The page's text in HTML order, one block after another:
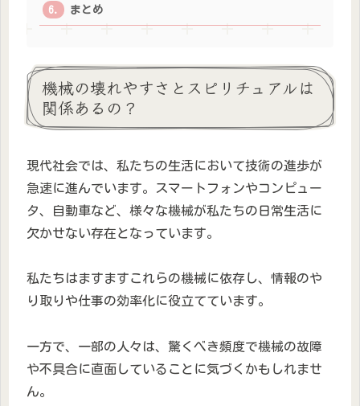
まとめ
機械の壊れやすさとスピリチュアルは
関係あるの？
現代社会では、私たちの生活において技術の進歩が
急速に進んでいます。スマートフォンやコンピュー
タ、自動車など、様々な機械が私たちの日常生活に
欠かせない存在となっています。
私たちはますますこれらの機械に依存し、情報のや
り取りや仕事の効率化に役立てています。
一方で、一部の人々は、驚くべき頻度で機械の故障
や不具合に直面していることに気づくかもしれませ
ん。